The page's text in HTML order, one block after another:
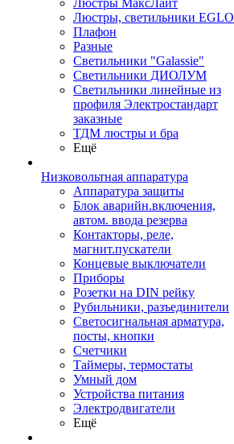
Люстры МаксЛайт
Люстры, светильники EGLO
Плафон
Разные
Светильники "Galassie"
Светильники ДИОЛУМ
Светильники линейные из
профиля Электростандарт
заказные
ТДМ люстры и бра
Ещё
Низковольтная аппаратура
Аппаратура защиты
Блок аварийн.включения,
автом. ввода резерва
Контакторы, реле,
магнит.пускатели
Концевые выключатели
Приборы
Розетки на DIN рейку
Рубильники, разъединители
Светосигнальная арматура,
посты, кнопки
Счетчики
Таймеры, термостаты
Умный дом
Устройства питания
Электродвигатели
Ещё